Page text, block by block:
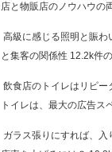
店と物販店のノウハウの
高級に感じる照明と賑
と集客の関係性 12.2k件
飲食店のトイレはリピー
トイレは、最大の広告ス
ガラス張りにすれば、入